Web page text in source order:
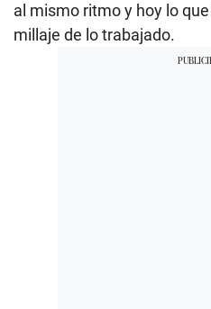
al mismo ritmo y hoy lo
millaje de lo trabajado.